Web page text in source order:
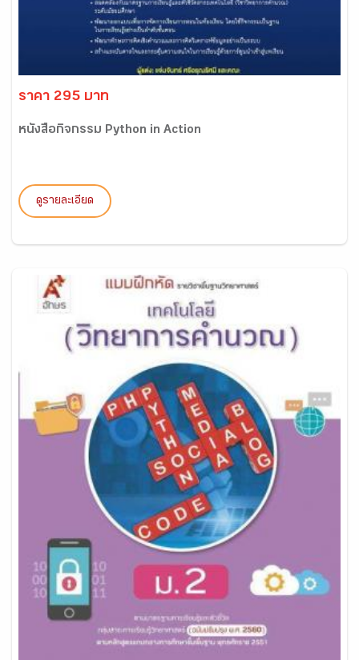
ราคา 295 บาท
หนังสือกิจกรรม Python in Action
ดูรายละเอียด